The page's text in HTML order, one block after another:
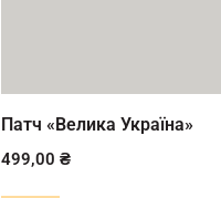
Патч «Велика Україна»
499,00 ₴